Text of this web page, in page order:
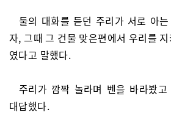
둘의 대화를 듣던 주리가 서로 아
자, 그때 그 건물 맞은편에서 우리를 지
였다고 말했다.
주리가 깜짝 놀라며 벤을 바라봤
대답했다.